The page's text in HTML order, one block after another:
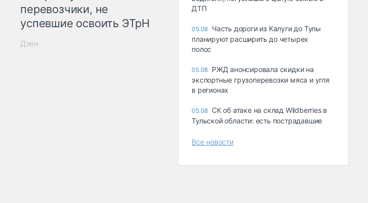
перевозчики, не
успевшие освоить ЭТрН
Дзен
ДТП
05.08 Часть дороги из Калуги до Тулы
планируют расширить до четырех
полос
05.08 РЖД анонсировала скидки на
экспортные грузоперевозки мяса и угля
в регионах
05.08 СК об атаке на склад Wildberries в
Тульской области: есть пострадавшие
Все новости